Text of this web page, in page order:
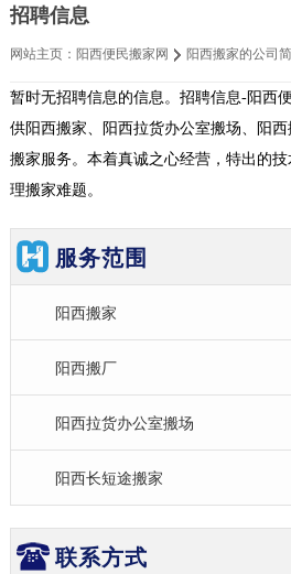
招聘信息
网站主页： 阳西便民搬家网 阳西搬家的公司
暂时无招聘信息的信息。招聘信息-阳西
供阳西搬家、阳西拉货办公室搬场、阳
搬家服务。本着真诚之心经营，特出的
理搬家难题。
服务范围
阳西搬家
阳西搬厂
阳西拉货办公室搬场
阳西长短途搬家
联系方式